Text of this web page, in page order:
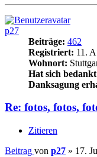
p27
Beiträge: 462
Registriert: 11.
Wohnort:
Hat sich
Danksagung
Re: fotos, fotos,
Zitieren
Beitrag von p27 » 17.